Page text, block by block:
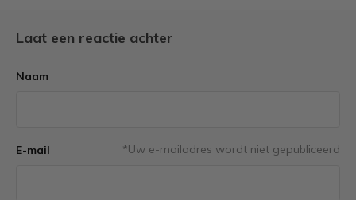
Laat een reactie achter
Naam
E-mail *Uw e-mailadres wordt niet gepubliceerd